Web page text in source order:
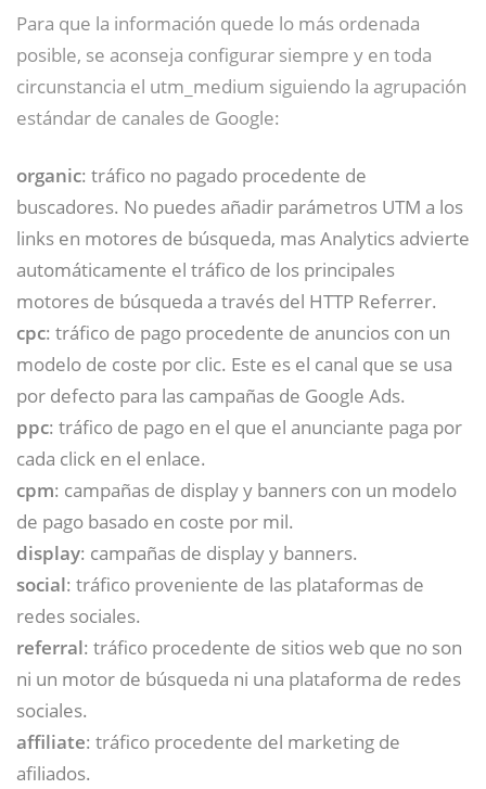
Para que la información quede lo más ordenada
posible, se aconseja configurar siempre y en toda
circunstancia el utm_medium siguiendo la agrupación
estándar de canales de Google:
organic: tráfico no pagado procedente de
buscadores. No puedes añadir parámetros UTM a los
links en motores de búsqueda, mas Analytics advierte
automáticamente el tráfico de los principales
motores de búsqueda a través del HTTP Referrer.
cpc: tráfico de pago procedente de anuncios con un
modelo de coste por clic. Este es el canal que se usa
por defecto para las campañas de Google Ads.
ppc: tráfico de pago en el que el anunciante paga por
cada click en el enlace.
cpm: campañas de display y banners con un modelo
de pago basado en coste por mil.
display: campañas de display y banners.
social: tráfico proveniente de las plataformas de
redes sociales.
referral: tráfico procedente de sitios web que no son
ni un motor de búsqueda ni una plataforma de redes
sociales.
affiliate: tráfico procedente del marketing de
afiliados.